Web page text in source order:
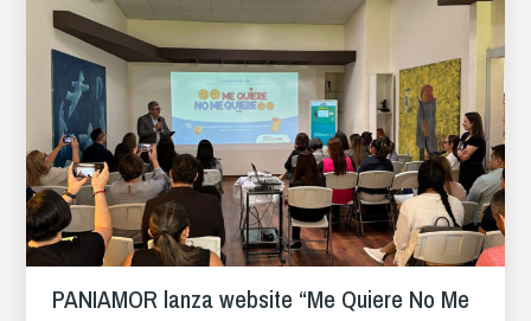
PANIAMOR lanza website “Me Quiere No Me